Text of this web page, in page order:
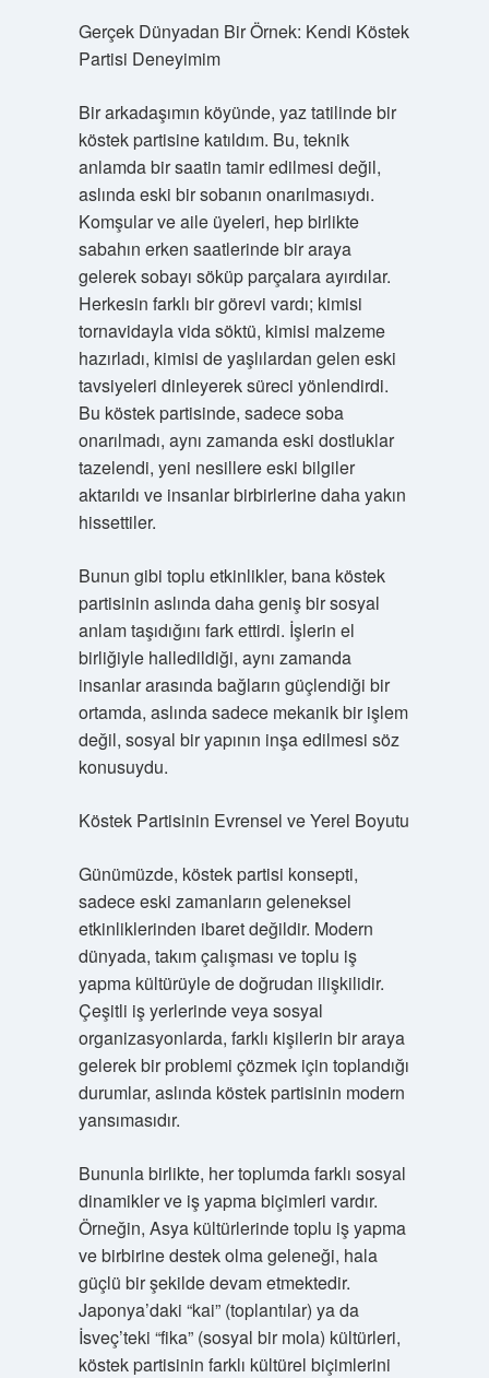
Gerçek Dünyadan Bir Örnek: Kendi Köstek
Partisi Deneyimim
Bir arkadaşımın köyünde, yaz tatilinde bir
köstek partisine katıldım. Bu, teknik
anlamda bir saatin tamir edilmesi değil,
aslında eski bir sobanın onarılmasıydı.
Komşular ve aile üyeleri, hep birlikte
sabahın erken saatlerinde bir araya
gelerek sobayı söküp parçalara ayırdılar.
Herkesin farklı bir görevi vardı; kimisi
tornavidayla vida söktü, kimisi malzeme
hazırladı, kimisi de yaşlılardan gelen eski
tavsiyeleri dinleyerek süreci yönlendirdi.
Bu köstek partisinde, sadece soba
onarılmadı, aynı zamanda eski dostluklar
tazelendi, yeni nesillere eski bilgiler
aktarıldı ve insanlar birbirlerine daha yakın
hissettiler.
Bunun gibi toplu etkinlikler, bana köstek
partisinin aslında daha geniş bir sosyal
anlam taşıdığını fark ettirdi. İşlerin el
birliğiyle halledildiği, aynı zamanda
insanlar arasında bağların güçlendiği bir
ortamda, aslında sadece mekanik bir işlem
değil, sosyal bir yapının inşa edilmesi söz
konusuydu.
Köstek Partisinin Evrensel ve Yerel Boyutu
Günümüzde, köstek partisi konsepti,
sadece eski zamanların geleneksel
etkinliklerinden ibaret değildir. Modern
dünyada, takım çalışması ve toplu iş
yapma kültürüyle de doğrudan ilişkilidir.
Çeşitli iş yerlerinde veya sosyal
organizasyonlarda, farklı kişilerin bir araya
gelerek bir problemi çözmek için toplandığı
durumlar, aslında köstek partisinin modern
yansımasıdır.
Bununla birlikte, her toplumda farklı sosyal
dinamikler ve iş yapma biçimleri vardır.
Örneğin, Asya kültürlerinde toplu iş yapma
ve birbirine destek olma geleneği, hala
güçlü bir şekilde devam etmektedir.
Japonya’daki “kai” (toplantılar) ya da
İsveç’teki “fika” (sosyal bir mola) kültürleri,
köstek partisinin farklı kültürel biçimlerini